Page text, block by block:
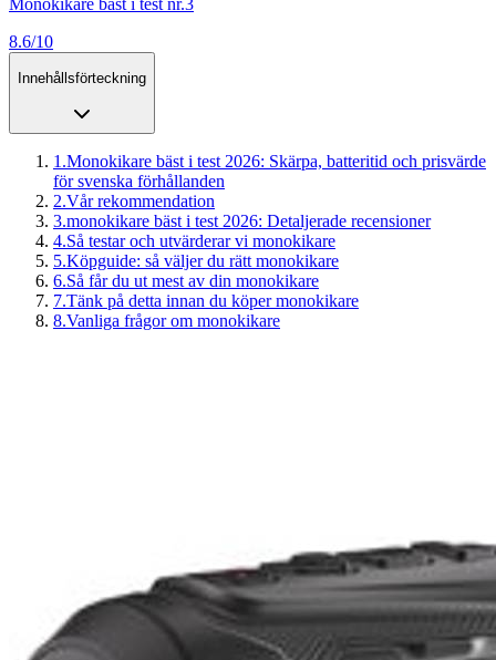
8.6/10
Innehållsförteckning
1 .Monokikare bäst i test 2026: Skärpa, batteritid och prisvärde
för svenska förhållanden
2.Vår rekommendation
3.monokikare bäst i test 2026: Detaljerade recensioner
4.Så testar och utvärderar vi monokikare
5.Köpguide: så väljer du rätt monokikare
6.Så får du ut mest av din monokikare
7.Tänk på detta innan du köper monokikare
8.Vanliga frågor om monokikare